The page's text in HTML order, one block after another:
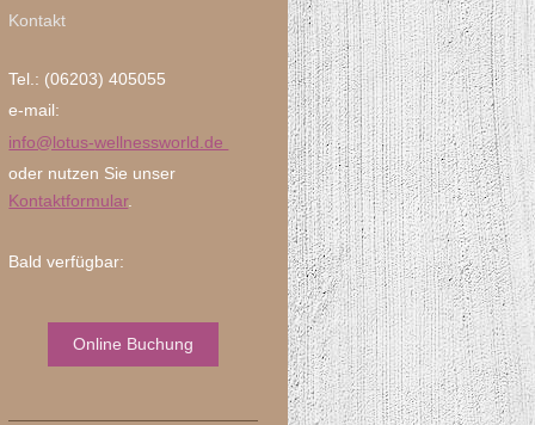
Kontakt
Tel.: (06203) 405055
e-mail:
info@lotus-wellnessworld.de
oder nutzen Sie unser
Kontaktformular.
Bald verfügbar:
Online Buchung